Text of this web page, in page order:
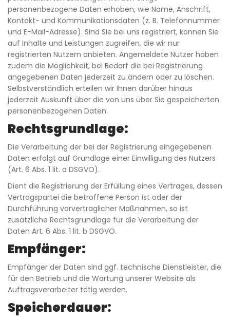
personenbezogene Daten erhoben, wie Name, Anschrift,
Kontakt- und Kommunikationsdaten (z. B. Telefonnummer
und E-Mail-Adresse). Sind Sie bei uns registriert, können Sie
auf Inhalte und Leistungen zugreifen, die wir nur
registrierten Nutzern anbieten. Angemeldete Nutzer haben
zudem die Möglichkeit, bei Bedarf die bei Registrierung
angegebenen Daten jederzeit zu ändern oder zu löschen.
Selbstverständlich erteilen wir Ihnen darüber hinaus
jederzeit Auskunft über die von uns über Sie gespeicherten
personenbezogenen Daten.
Rechtsgrundlage:
Die Verarbeitung der bei der Registrierung eingegebenen
Daten erfolgt auf Grundlage einer Einwilligung des Nutzers
(Art. 6 Abs. 1 lit. a DSGVO).
Dient die Registrierung der Erfüllung eines Vertrages, dessen
Vertragspartei die betroffene Person ist oder der
Durchführung vorvertraglicher Maßnahmen, so ist
zusätzliche Rechtsgrundlage für die Verarbeitung der
Daten Art. 6 Abs. 1 lit. b DSGVO.
Empfänger:
Empfänger der Daten sind ggf. technische Dienstleister, die
für den Betrieb und die Wartung unserer Website als
Auftragsverarbeiter tätig werden.
Speicherdauer: